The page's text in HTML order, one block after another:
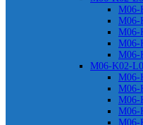
M06-
M06-
M06-
M06-
M06-
M06-K02-
M06-
M06-
M06-
M06-
M06-